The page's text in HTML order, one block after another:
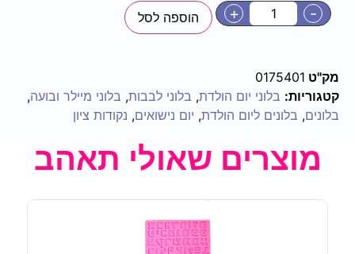
-
+ הוספה לסל
מק"ט 0175401
קטגוריות: בלוני יום הולדת, בלוני לבבות, בלוני מיילר ובועה,
בלונים, בלונים ליום הולדת, יום נישואים, נקודות ציון
מוצרים שאולי תאהב